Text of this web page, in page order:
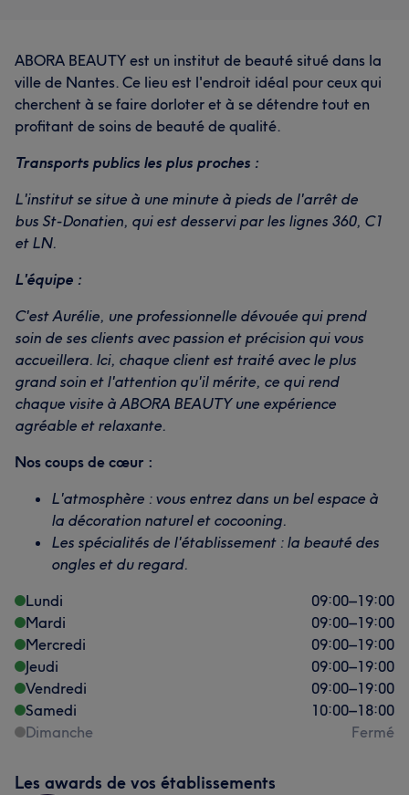
ABORA BEAUTY est un institut de beauté situé dans la
ville de Nantes. Ce lieu est l'endroit idéal pour ceux qui
cherchent à se faire dorloter et à se détendre tout en
profitant de soins de beauté de qualité.
Transports publics les plus proches :
L'institut se situe à une minute à pieds de l'arrêt de
bus St-Donatien, qui est desservi par les lignes 360, C1
et LN.
L'équipe :
C'est Aurélie, une professionnelle dévouée qui prend
soin de ses clients avec passion et précision qui vous
accueillera. Ici, chaque client est traité avec le plus
grand soin et l'attention qu'il mérite, ce qui rend
chaque visite à ABORA BEAUTY une expérience
agréable et relaxante.
Nos coups de cœur :
L'atmosphère : vous entrez dans un bel espace à
la décoration naturel et cocooning.
Les spécialités de l'établissement : la beauté des
ongles et du regard.
Lundi
09:00–19:00
Mardi
09:00–19:00
Mercredi
09:00–19:00
Jeudi
09:00–19:00
Vendredi
09:00–19:00
Samedi
10:00–18:00
Dimanche
Fermé
Les awards de vos établissements